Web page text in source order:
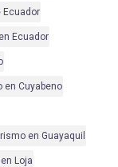
Ecuador
Ecuador
en Cuyabeno
en Guayaquil
Loja